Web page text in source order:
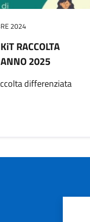
2024
RACCOLTA
2025
differenziata